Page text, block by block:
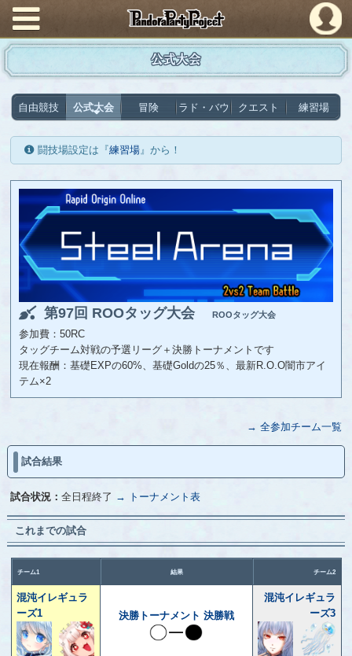
PandoraPartyProject
公式大会
自由競技 公式大会 冒険 ラド・バウ クエスト 練習場
闘技場設定は『練習場』から！
第97回 ROOタッグ大会 ROOタッグ大会
参加費：50RC
タッグチーム対戦の予選リーグ＋決勝トーナメントです
現在報酬：基礎EXPの60%、基礎Goldの25％、最新R.O.O闇市アイ
テム×2
→ 全参加チーム一覧
試合結果
試合状況：全日程終了 → トーナメント表
これまでの試合
チーム1 結果 チーム2
混沌イレギュラ
ーズ1
決勝トーナメント 決勝戦
混沌イレギュラ
ーズ3